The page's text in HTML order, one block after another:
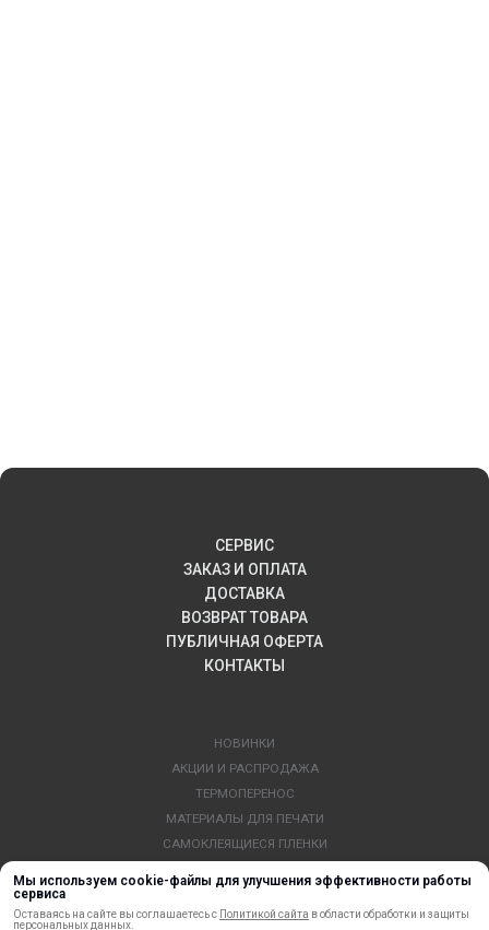
Мы используем cookie-файлы для улучшения эффективности работы
сервиса
Оставаясь на сайте вы соглашаетесь с Политикой сайта в области обработки и защиты
персональных данных.
СЕРВИС
ЗАКАЗ И ОПЛАТА
ДОСТАВКА
ВОЗВРАТ ТОВАРА
ПУБЛИЧНАЯ ОФЕРТА
КОНТАКТЫ
НОВИНКИ
АКЦИИ И РАСПРОДАЖА
ТЕРМОПЕРЕНОС
МАТЕРИАЛЫ ДЛЯ ПЕЧАТИ
САМОКЛЕЯЩИЕСЯ ПЛЕНКИ
ОБОРУДОВАНИЕ